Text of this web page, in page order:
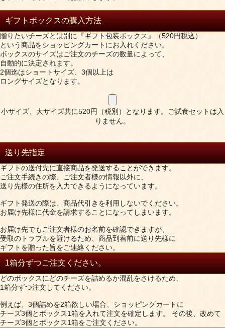
ギフトボックスの購入方法
贈りたいチーズとは別に『ギフト包装ボックス』（520円税込）
という商品をショッピングカートにお入れください。
ボックスのサイズはご注文のチーズの数量によって、
自動的に決定されます。
2個迄はショートサイズ、3個以上は
ロングサイズとなります。
小サイズ、大サイズ共に520円（税別）となります。ご試食セットは入
りません。
送り先指定
ギフトの送付先に直接商品を発送することができます。
ご注文手続きの際、ご注文者様の情報以外に、
送り先様の住所を入力できるようになっています。
ギフト発送の際は、商品代引きを利用しないでください。
お届け先様に代金を請求することになってしまいます。
お届け先でもご注文者様のお名前を確認できますが、
受取のトラブルを避けるため、商品到着前に送り先様に
ギフトを贈った旨をご連絡ください。
1箱分ずつご注文ください。
どのボックスにどのチーズを詰めるか混乱をさけるため、
1箱分ずつ注文してください。
例えば、3個詰めを2箱欲しい場合、ショッピングカートに
チーズ3個とボックス1箱を入れて注文を確定します。 その後、改めて
チーズ3個とボックス1箱をご注文ください。